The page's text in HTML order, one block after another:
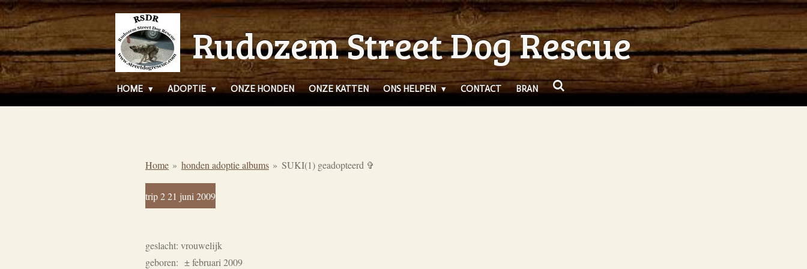
Ga
direct
naar
de
hoofdinhoud
Rudozem Street Dog Rescue
HOME ADOPTIE ONZE HONDEN ONZE KATTEN ONS HELPEN CONTACT BRAN
Home » honden adoptie albums » SUKI(1) geadopteerd ✞
trip 2 21 juni 2009
geslacht: vrouwelijk
geboren: ± februari 2009